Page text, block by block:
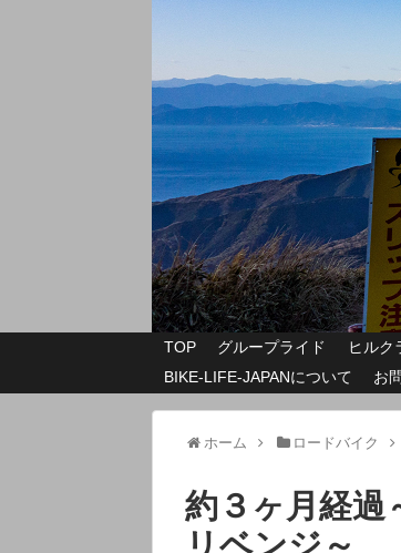
TOP グループライド ヒルク
BIKE-LIFE-JAPANについて
お
ホーム ロードバイク
約３ヶ月経過
リベンジ～